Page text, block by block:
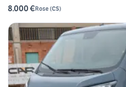
8.000 €Rose(CS)